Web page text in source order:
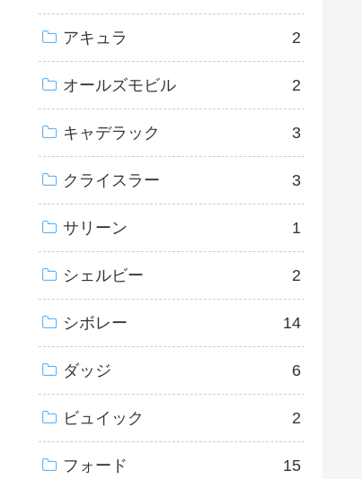
アキュラ 2
オールズモビル 2
キャデラック 3
クライスラー 3
サリーン 1
シェルビー 2
シボレー 14
ダッジ 6
ビュイック 2
フォード 15